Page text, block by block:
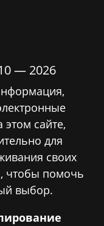
— 2026
сайте,
для
своих
чтобы помочь
выбор.